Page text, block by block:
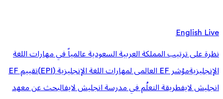
English Live
نظرة على ترتيب المملكة العربية السعودية عالمياً في مهارات اللغة
الإنجليزيةمؤشر EF العالمى لمهارات اللغة الإنجليزية (EPI)
تقييم EF
انجليش لايفطريقة التعلُم في مدرسة انجليش لايفالبحث عن معهد